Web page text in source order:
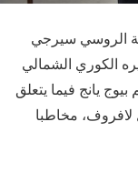
الروسي سيرجي
الكوري الشمالي
يانج فيما يتعلق
لافروف، مخاطبا